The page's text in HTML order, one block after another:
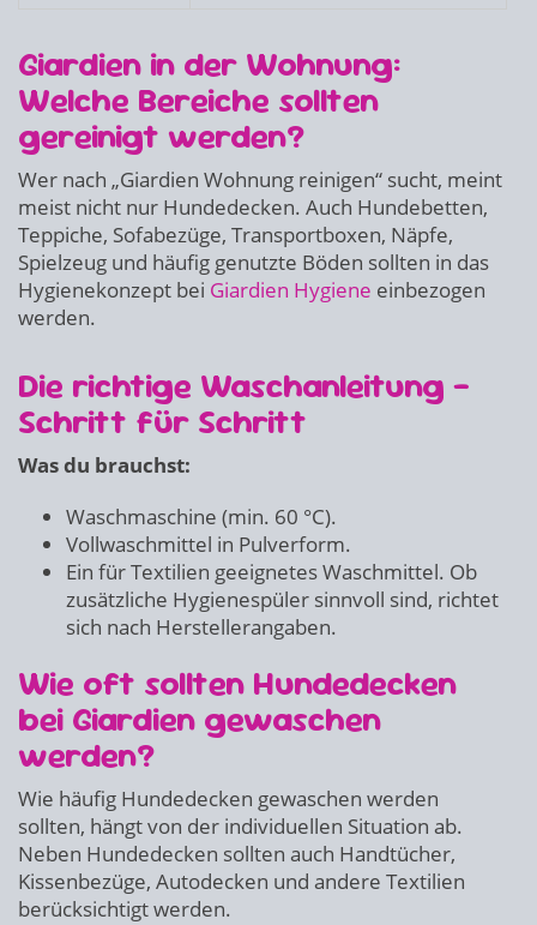
Giardien in der Wohnung:
Welche Bereiche sollten
gereinigt werden?
Wer nach „Giardien Wohnung reinigen“ sucht, meint
meist nicht nur Hundedecken. Auch Hundebetten,
Teppiche, Sofabezüge, Transportboxen, Näpfe,
Spielzeug und häufig genutzte Böden sollten in das
Hygienekonzept bei Giardien Hygiene einbezogen
werden.
Die richtige Waschanleitung –
Schritt für Schritt
Was du brauchst:
Waschmaschine (min. 60 °C).
Vollwaschmittel in Pulverform.
Ein für Textilien geeignetes Waschmittel. Ob
zusätzliche Hygienespüler sinnvoll sind, richtet
sich nach Herstellerangaben.
Wie oft sollten Hundedecken
bei Giardien gewaschen
werden?
Wie häufig Hundedecken gewaschen werden
sollten, hängt von der individuellen Situation ab.
Neben Hundedecken sollten auch Handtücher,
Kissenbezüge, Autodecken und andere Textilien
berücksichtigt werden.